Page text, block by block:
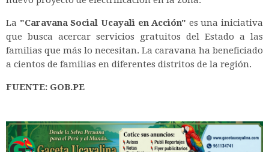
La "Caravana Social Ucayali en Acción" es una iniciativa
que busca acercar servicios gratuitos del Estado a las
familias que más lo necesitan. La caravana ha beneficiado
a cientos de familias en diferentes distritos de la región.
FUENTE: GOB.PE